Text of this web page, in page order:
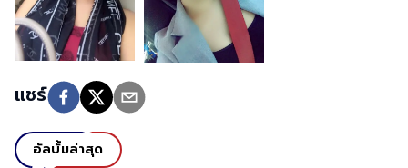
แชร์
อัลบั้มล่าสุด